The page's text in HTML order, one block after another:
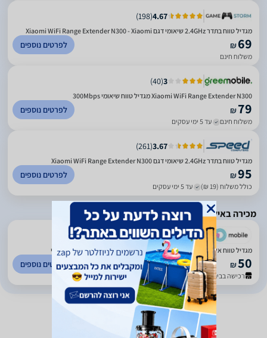
4.67
(
198
)
מגדיל טווח בתדר 2.4GHz שיאומי דגם Xiaomi WiFi Range Extender N300 - Xiaomi
₪69
משלוח חינם
לפרטים נוספים
3
(
40
)
Xiaomi WiFi Range Extender N300 מגדיל טווח שיאומי 300Mbps
₪79
משלוח חינם עד 5 ימי עסקים
לפרטים נוספים
3.67
(
261
)
מגדיל טווח בתדר 2.4GHz שיאומי דגם Xiaomi WiFi Range Extender N300
₪95
כולל משלוח (19 ₪) עד 5 ימי עסקים
לפרטים נוספים
מכירה באילת בלבד
4.86
(
6456
)
מגדיל טווח אלחוטי שיאומי Xiaomi WiFi Range Extender N300 יבואן רשמי
₪50
רכישה בבית העסק
לפרטים נוספים